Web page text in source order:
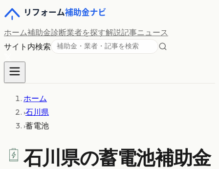
ホーム補助金診断業者を探す解説記事ニュース
サイト内検索
ホーム
›石川県
›蓄電池
石川県の蓄電池補助金